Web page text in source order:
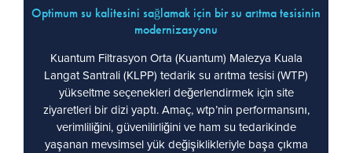
Optimum su kalitesini sağlamak için bir su arıtma tesisinin
modernizasyonu
Kuantum Filtrasyon Orta (Kuantum) Malezya Kuala
Langat Santrali (KLPP) tedarik su arıtma tesisi (WTP)
yükseltme seçenekleri değerlendirmek için site
ziyaretleri bir dizi yaptı. Amaç, wtp’nin performansını,
verimliliğini, güvenilirliğini ve ham su tedarikinde
yaşanan mevsimsel yük değişiklikleriyle başa çıkma